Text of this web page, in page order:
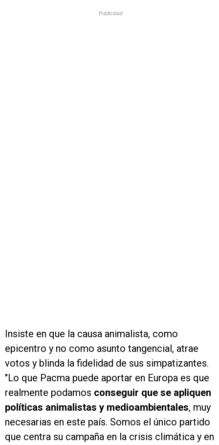
Publicidad
Insiste en que la causa animalista, como
epicentro y no como asunto tangencial, atrae
votos y blinda la fidelidad de sus simpatizantes.
"Lo que Pacma puede aportar en Europa es que
realmente podamos conseguir que se apliquen
políticas animalistas y medioambientales, muy
necesarias en este país. Somos el único partido
que centra su campaña en la crisis climática y en